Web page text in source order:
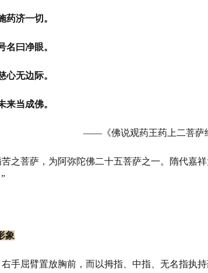
药济一切。
名曰净眼。
心无边际。
来当成佛。
—— 《佛说观药王药上二菩萨
之菩萨，为阿弥陀佛二十五菩萨之一。隋代嘉祥
”
象
手屈臂置放胸前，而以拇指、中指、无名指执